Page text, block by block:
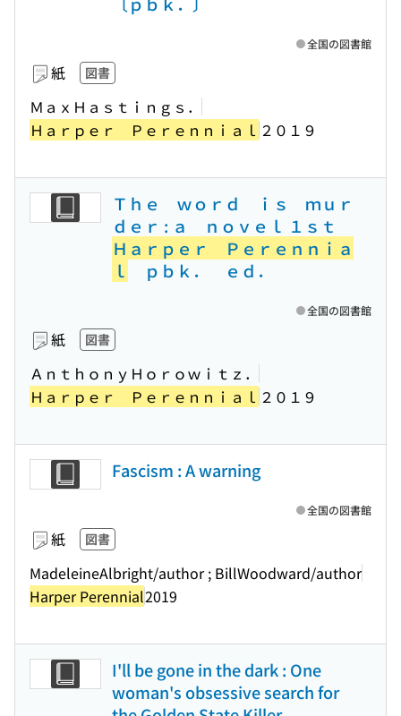
紙 図書
ＭａｘＨａｓｔｉｎｇｓ．
Ｈａｒｐｅｒ Ｐｅｒｅｎｎｉａｌ ２０１９
全国の図書館
Ｔｈｅ ｗｏｒｄ ｉｓ ｍｕｒ
ｄｅｒ : ａ ｎｏｖｅｌ １ｓｔ
Ｈａｒｐｅｒ Ｐｅｒｅｎｎｉａ
ｌ
ｐｂｋ． ｅｄ．
紙 図書
ＡｎｔｈｏｎｙＨｏｒｏｗｉｔｚ．
Ｈａｒｐｅｒ Ｐｅｒｅｎｎｉａｌ ２０１９
全国の図書館
Fascism : A warning
紙 図書
MadeleineAlbright/author ; BillWoodward/author
Harper Perennial2019
全国の図書館
I'll be gone in the dark : One
woman's obsessive search for